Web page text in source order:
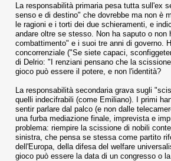
La responsabilità primaria pesa tutta sull'ex
senso e di destino" che dovrebbe ma non è
le ragioni e i torti dei due schieramenti, e
andare oltre se stesso. Non ha saputo o
combattimento" e i suoi tre anni di governo.
concorrenziale ("Se siete capaci,
di Delrio: "I renziani pensano che la
gioco può essere il potere, e non l'identità?
La responsabilità secondaria grava sugli
quelli indecifrabili (come Emiliano). I primi
sentir parlare dal palco (e non dalle
una furba mediazione finale, imprevista e
problema: riempire la scissione di nobili
sinistra, che pensa se stessa come partito
dell'Europa, della difesa del welfare
gioco può essere la data di un congresso o